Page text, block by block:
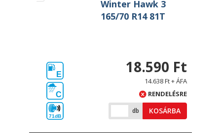
Winter Hawk 3
165/70 R14 81T
E
C
71dB
18.590 Ft
14.638 Ft + ÁFA
RENDELÉSRE
db KOSÁRBA